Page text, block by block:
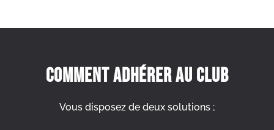
Comment adhérer au club
Vous disposez de deux solutions ;